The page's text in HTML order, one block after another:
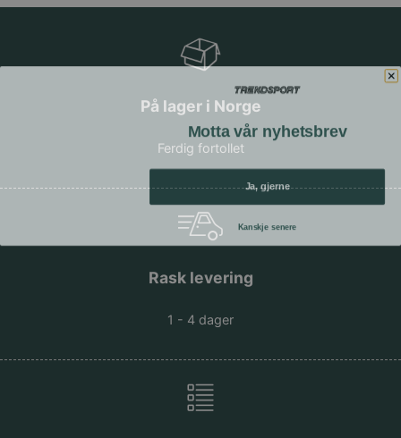
På lager i Norge
Ferdig fortollet
Rask levering
1 - 4 dager
Motta vår nyhetsbrev
Ja, gjerne
Kanskje senere